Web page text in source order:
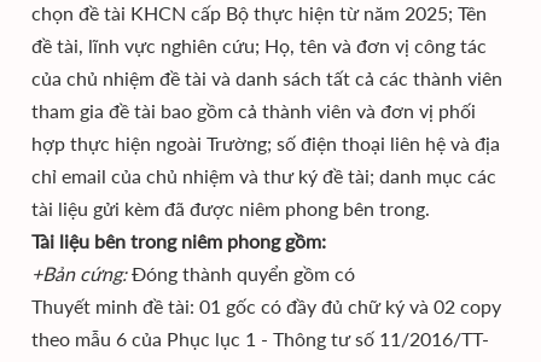
chọn đề tài KHCN cấp Bộ thực hiện từ năm 2025; Tên
đề tài, lĩnh vực nghiên cứu; Họ, tên và đơn vị công tác
của chủ nhiệm đề tài và danh sách tất cả các thành viên
tham gia đề tài bao gồm cả thành viên và đơn vị phối
hợp thực hiện ngoài Trường; số điện thoại liên hệ và địa
chỉ email của chủ nhiệm và thư ký đề tài; danh mục các
tài liệu gửi kèm đã được niêm phong bên trong.
Tài liệu bên trong niêm phong gồm:
+Bản cứng:Đóng thành quyển gồm có
Thuyết minh đề tài: 01 gốc có đầy đủ chữ ký và 02 copy
theo mẫu 6 của Phục lục 1 - Thông tư số 11/2016/TT-